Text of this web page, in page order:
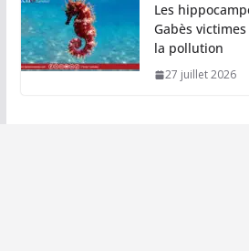
Les
Gabès
la pollution
27 juillet 2026